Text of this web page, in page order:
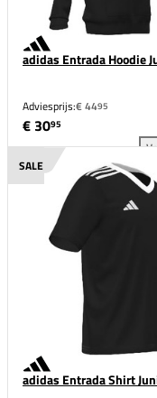
adidas Entrada Hoodie
Adviesprijs:€ 4495
€ 3095
SALE
adidas Entrada Shirt